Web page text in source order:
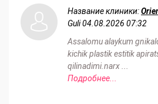
Название клиники:
Guli04.08.2026 07:32
Assalomu alaykum
kichik plastik estitik
qilinadimi.narx ...
Подробнее...